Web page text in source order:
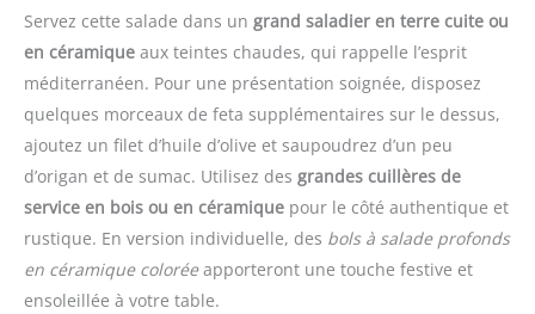
mélangée à des
marinades, des sauces et
des trempettes comme le
houmous. Goût
authentique: Notre
poudre de sumac est
élaborée à partir de
baies de sumac
délicatement séchées et
moulues, soigneusement
mélangées à du sel pour
légumes et aux plats de
riz. Elle peut également
être utilisée pour ajouter
une saveur acidulée à
des marinades et des
vinaigrettes.
QUALITÉ
: Le Sumac d'Epice d'Or
est un produit de qualité
supérieure, élaboré à
partir de baies de sumac
séchées et moulues
Servez cette salade dans un grand saladier en terre cuite ou
en céramique aux teintes chaudes, qui rappelle l’esprit
méditerranéen. Pour une présentation soignée, disposez
quelques morceaux de feta supplémentaires sur le dessus,
ajoutez un filet d’huile d’olive et saupoudrez d’un peu
d’origan et de sumac. Utilisez des grandes cuillères de
service en bois ou en céramique pour le côté authentique et
rustique. En version individuelle, des bols à salade profonds
en céramique coloréeapporteront une touche festive et
ensoleillée à votre table.